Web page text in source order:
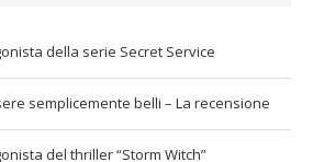
della serie Secret Service
semplicemente belli – La recensione
del thriller “Storm Witch”